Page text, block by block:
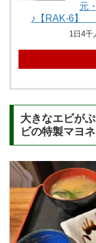
元
♪【RAK-6】
1日4千
大きなエビが
ビの特製マヨ